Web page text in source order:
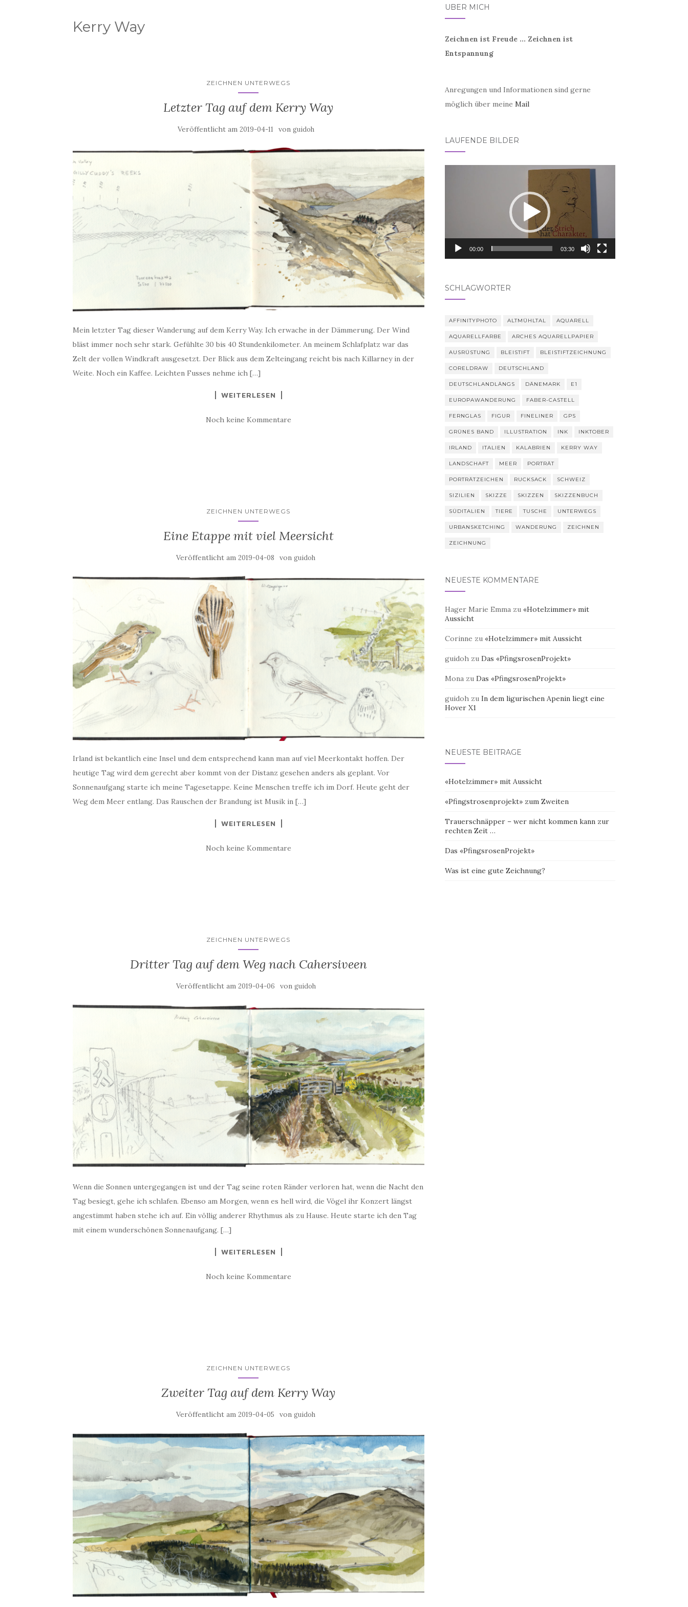
Kerry Way
ZEICHNEN UNTERWEGS
Letzter Tag auf dem Kerry Way
Veröffentlicht am 2019-04-11 von guidoh
Mein letzter Tag dieser Wanderung auf dem Kerry Way. Ich erwache in der Dämmerung. Der Wind
bläst immer noch sehr stark. Gefühlte 30 bis 40 Stundenkilometer. An meinem Schlafplatz war das
Zelt der vollen Windkraft ausgesetzt. Der Blick aus dem Zelteingang reicht bis nach Killarney in der
Weite. Noch ein Kaffee. Leichten Fusses nehme ich […]
WEITERLESEN
Noch keine Kommentare
ZEICHNEN UNTERWEGS
Eine Etappe mit viel Meersicht
Veröffentlicht am2019-04-08 vonguidoh
Irland ist bekantlich eine Insel und dem entsprechend kann man auf viel Meerkontakt hoffen. Der
heutige Tag wird dem gerecht aber kommt von der Distanz gesehen anders als geplant. Vor
Sonnenaufgang starte ich meine Tagesetappe. Keine Menschen treffe ich im Dorf. Heute geht der
Weg dem Meer entlang. Das Rauschen der Brandung ist Musik in […]
WEITERLESEN
Noch keine Kommentare
ZEICHNEN UNTERWEGS
Dritter Tag auf dem Weg nach Cahersiveen
Veröffentlicht am 2019-04-06 von guidoh
Wenn die Sonnen untergegangen ist und der Tag seine roten Ränder verloren hat, wenn die Nacht den
Tag besiegt, gehe ich schlafen. Ebenso am Morgen, wenn es hell wird, die Vögel ihr Konzert längst
angestimmt haben stehe ich auf. Ein völlig anderer Rhythmus als zu Hause. Heute starte ich den Tag
mit einem wunderschönen Sonnenaufgang. […]
WEITERLESEN
Noch keine Kommentare
ZEICHNEN UNTERWEGS
Zweiter Tag auf dem Kerry Way
Veröffentlicht am2019-04-05 vonguidoh
ÜBER MICH
Zeichnen ist Freude ... Zeichnen ist
Entspannung
Anregungen und Informationen sind gerne
möglich über meine Mail
LAUFENDE BILDER
00:00 03:30
SCHLAGWÖRTER
AFFINITYPHOTO ALTMÜHLTAL AQUARELL
AQUARELLFARBE ARCHES AQUARELLPAPIER
AUSRÜSTUNG BLEISTIFT BLEISTIFTZEICHNUNG
CORELDRAW DEUTSCHLAND
DEUTSCHLANDLÄNGS DÄNEMARK E1
EUROPAWANDERUNG FABER-CASTELL
FERNGLAS FIGUR FINELINER GPS
GRÜNES BAND ILLUSTRATION INK INKTOBER
IRLAND ITALIEN KALABRIEN KERRY WAY
LANDSCHAFT MEER PORTRÄT
PORTRÄTZEICHEN RUCKSACK SCHWEIZ
SIZILIEN SKIZZE SKIZZEN SKIZZENBUCH
SÜDITALIEN TIERE TUSCHE UNTERWEGS
URBANSKETCHING WANDERUNG ZEICHNEN
ZEICHNUNG
NEUESTE KOMMENTARE
Hager Marie Emmazu «Hotelzimmer» mit
Aussicht
Corinne zu «Hotelzimmer» mit Aussicht
guidohzu Das «PfingsrosenProjekt»
Monazu Das «PfingsrosenProjekt»
guidohzu In dem ligurischen Apenin liegt eine
Hover X1
NEUESTE BEITRÄGE
«Hotelzimmer» mit Aussicht
«Pfingstrosenprojekt» zum Zweiten
Trauerschnäpper – wer nicht kommen kann zur
rechten Zeit …
Das «PfingsrosenProjekt»
Was ist eine gute Zeichnung?